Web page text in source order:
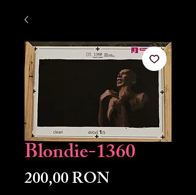
Blondie-1360
200,00 RONPreț